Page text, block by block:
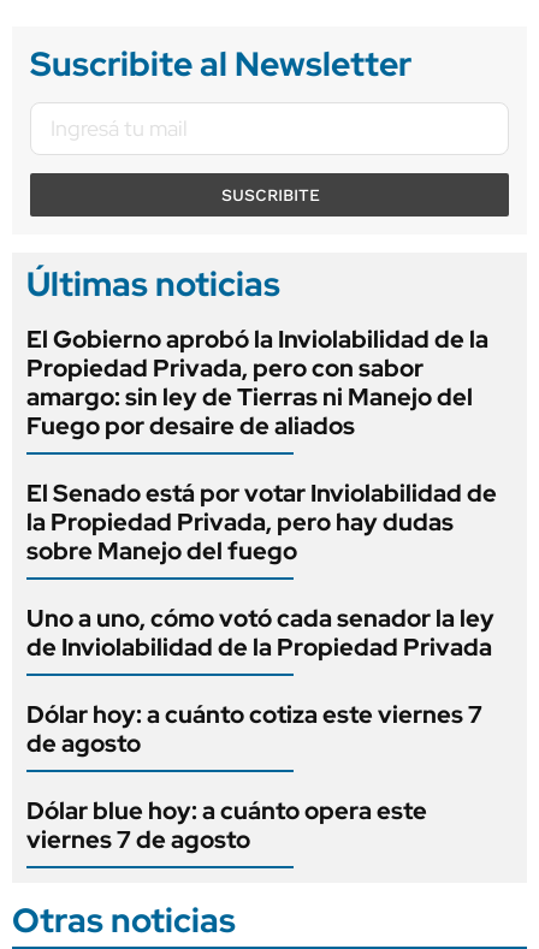
Suscribite al Newsletter
SUSCRIBITE
Últimas noticias
El Gobierno aprobó la Inviolabilidad de la
Propiedad Privada, pero con sabor
amargo: sin ley de Tierras ni Manejo del
Fuego por desaire de aliados
El Senado está por votar Inviolabilidad de
la Propiedad Privada, pero hay dudas
sobre Manejo del fuego
Uno a uno, cómo votó cada senador la ley
de Inviolabilidad de la Propiedad Privada
Dólar hoy: a cuánto cotiza este viernes 7
de agosto
Dólar blue hoy: a cuánto opera este
viernes 7 de agosto
Otras noticias